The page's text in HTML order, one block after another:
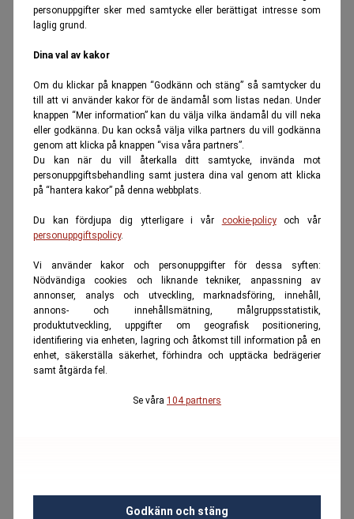
personuppgifter sker med samtycke eller berättigat intresse som
laglig grund.
Dina val av kakor
Om du klickar på knappen “Godkänn och stäng” så samtycker du
till att vi använder kakor för de ändamål som listas nedan. Under
knappen “Mer information” kan du välja vilka ändamål du vill neka
eller godkänna. Du kan också välja vilka partners du vill godkänna
genom att klicka på knappen “visa våra partners”.
Du kan när du vill återkalla ditt samtycke, invända mot
personuppgiftsbehandling samt justera dina val genom att klicka
på “hantera kakor” på denna webbplats.
Du kan fördjupa dig ytterligare i vår cookie-policyoch vår
personuppgiftspolicy.
Vi använder kakor och personuppgifter för dessa syften:
Nödvändiga cookies och liknande tekniker, anpassning av
annonser, analys och utveckling, marknadsföring, innehåll,
annons- och innehållsmätning, målgruppsstatistik,
produktutveckling, uppgifter om geografisk positionering,
identifiering via enheten, lagring och åtkomst till information på en
enhet, säkerställa säkerhet, förhindra och upptäcka bedrägerier
samt åtgärda fel.
Se våra 104 partners
Godkänn och stäng